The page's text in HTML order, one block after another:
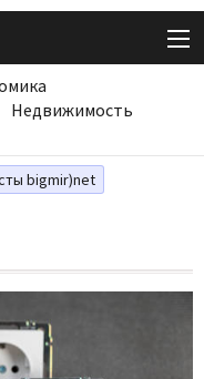
Недвижимость
bigmir)net